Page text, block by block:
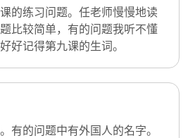
的练习问题。任老师慢慢地读
比较简单，有的问题我听不懂
好记得第九课的生词。
有的问题中有外国人的名字。